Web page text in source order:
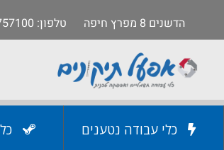
הדשנים 8 מפרץ חיפה טלפון: 04-6757100
כלי עבודה נטענים